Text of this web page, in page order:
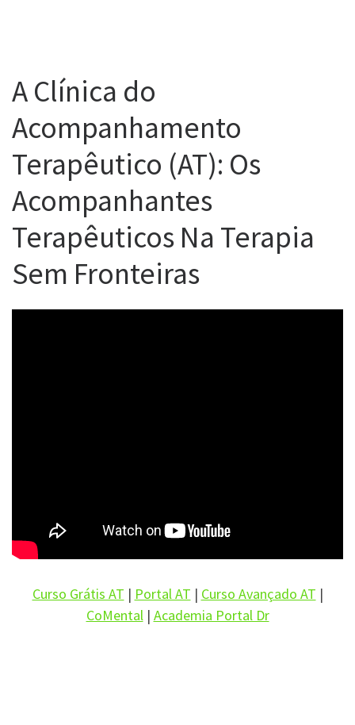
A Clínica do
Acompanhamento
Terapêutico (AT): Os
Acompanhantes
Terapêuticos Na Terapia
Sem Fronteiras
Curso Grátis AT | Portal AT | Curso Avançado AT |
CoMental| Academia Portal Dr